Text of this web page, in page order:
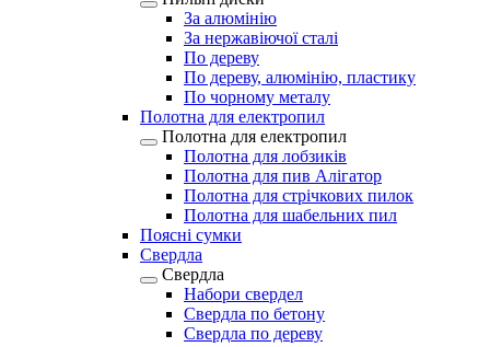
За алюмінію
За нержавіючої сталі
По дереву
По дереву, алюмінію, пластику
По чорному металу
Полотна для електропил
Полотна для електропил
Полотна для лобзиків
Полотна для пив Алігатор
Полотна для стрічкових пилок
Полотна для шабельних пил
Поясні сумки
Свердла
Свердла
Набори свердел
Свердла по бетону
Свердла по дереву